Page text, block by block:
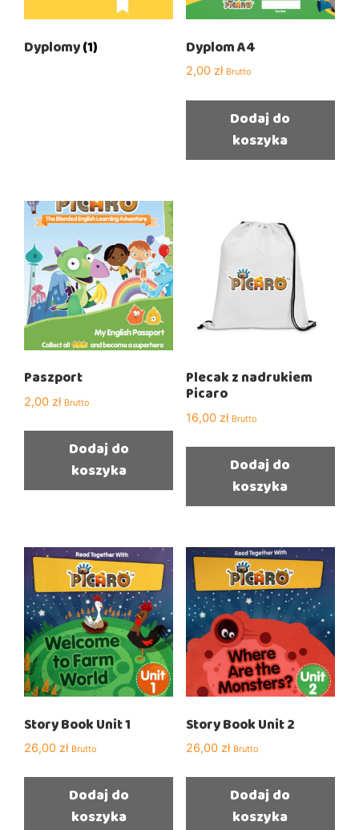
Dyplomy(1) Dyplom A4
2,00 zł Brutto
Dodaj do
koszyka
Paszport
2,00 zł Brutto
Dodaj do
koszyka
Plecak z nadrukiem
Picaro
16,00 zł Brutto
Dodaj do
koszyka
Story Book Unit 1
26,00 zł Brutto
Dodaj do
koszyka
Story Book Unit 2
26,00 zł Brutto
Dodaj do
koszyka